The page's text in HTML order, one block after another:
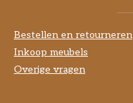
Bestellen en retourneren
Inkoop meubels
Overige vragen